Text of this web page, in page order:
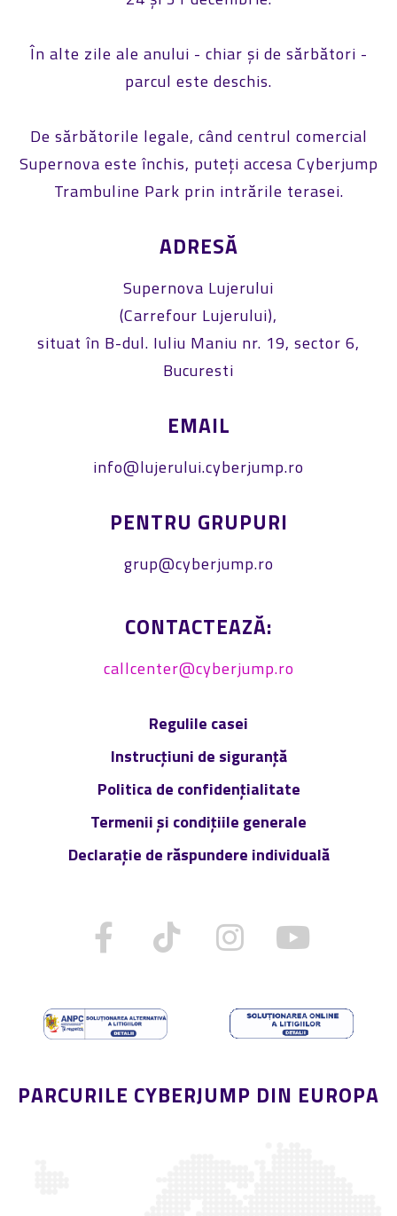
În alte zile ale anului - chiar și de sărbători -
parcul este deschis.
De sărbătorile legale, când centrul comercial
Supernova este închis, puteți accesa Cyberjump
Trambuline Park prin intrările terasei.
ADRESĂ
Supernova Lujerului
(Carrefour Lujerului),
situat în B-dul. Iuliu Maniu nr. 19, sector 6,
Bucuresti
EMAIL
info@lujerului.cyberjump.ro
PENTRU GRUPURI
grup@cyberjump.ro
CONTACTEAZĂ:
callcenter@cyberjump.ro
Regulile casei
Instrucțiuni de siguranță
Politica de confidențialitate
Termenii și condițiile generale
Declarație de răspundere individuală
PARCURILE CYBERJUMP DIN EUROPA